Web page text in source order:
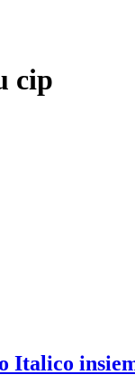
cip
Italico